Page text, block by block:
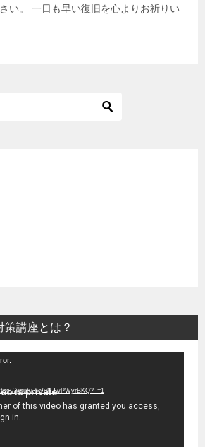
い。 一日も早い復旧を心よりお祈りい
講座とは？
youtu.be/uNJwPWyrBKQ?_=1